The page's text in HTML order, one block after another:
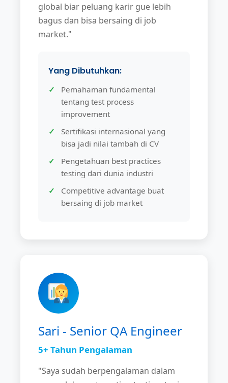
global biar peluang karir gue lebih
bagus dan bisa bersaing di job
market."
Yang Dibutuhkan:
Pemahaman fundamental
tentang test process
improvement
Sertifikasi internasional yang
bisa jadi nilai tambah di CV
Pengetahuan best practices
testing dari dunia industri
Competitive advantage buat
bersaing di job market
Sari - Senior QA Engineer
5+ Tahun Pengalaman
"Saya sudah berpengalaman dalam